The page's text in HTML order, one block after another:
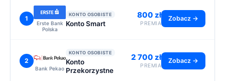
1
Erste Bank
Polska
KONTO OSOBISTE
Konto Smart
800 zł
PREMIA
Zobacz →
2
Bank Pekao
KONTO OSOBISTE
Konto
Przekorzystne
2 700 zł
PREMIA
Zobacz →